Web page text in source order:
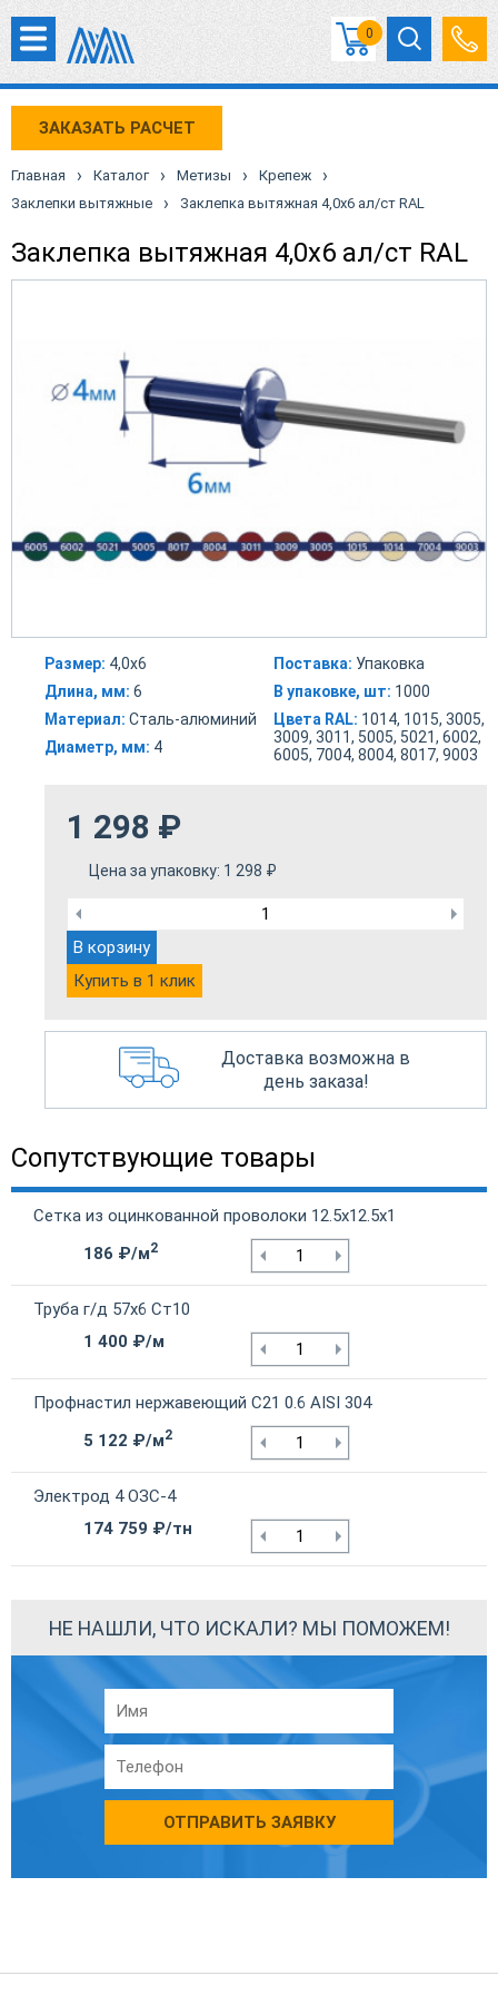
0
ЗАКАЗАТЬ РАСЧЕТ
Главная › Каталог › Метизы › Крепеж ›
Заклепки вытяжные › Заклепка вытяжная 4,0х6 ал/ст RAL
Заклепка вытяжная 4,0х6 ал/ст RAL
Размер: 4,0х6
Длина, мм: 6
Материал: Сталь-алюминий
Диаметр, мм: 4
Поставка: Упаковка
В упаковке, шт: 1000
Цвета RAL: 1014, 1015, 3005,
3009, 3011, 5005, 5021, 6002,
6005, 7004, 8004, 8017, 9003
1 298 ₽
Цена за упаковку: 1 298 ₽
В корзину
Купить в 1 клик
Доставка возможна в
день заказа!
Сопутствующие товары
Сетка из оцинкованной проволоки 12.5х12.5х1
186 ₽/м2
Труба г/д 57х6 Ст10
1 400 ₽/м
Профнастил нержавеющий С21 0.6 AISI 304
5 122 ₽/м2
Электрод 4 ОЗС-4
174 759 ₽/тн
НЕ НАШЛИ, ЧТО ИСКАЛИ? МЫ ПОМОЖЕМ!
ОТПРАВИТЬ ЗАЯВКУ